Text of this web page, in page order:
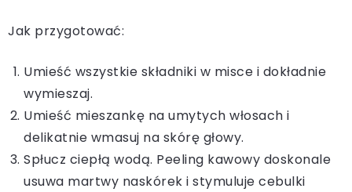
Jak przygotować:
Umieść wszystkie składniki w misce i dokładnie
wymieszaj.
Umieść mieszankę na umytych włosach i
delikatnie wmasuj na skórę głowy.
Spłucz ciepłą wodą. Peeling kawowy doskonale
usuwa martwy naskórek i stymuluje cebulki